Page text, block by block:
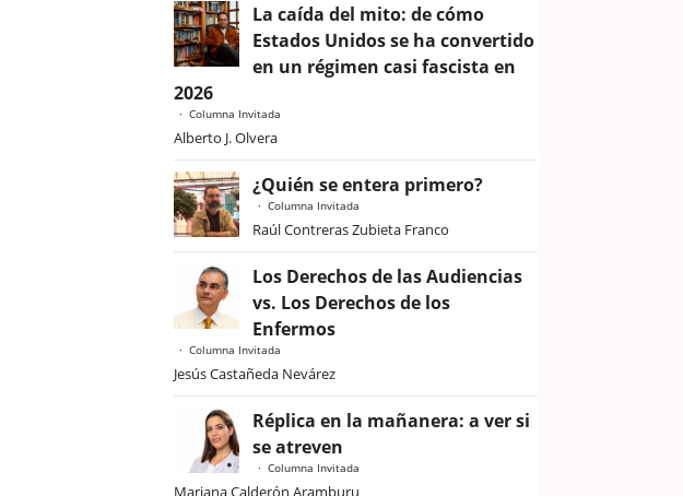
La caída del mito: de cómo
Estados Unidos se ha convertido
en un régimen casi fascista en
2026
Columna Invitada
Alberto J. Olvera
¿Quién se entera primero?
Columna Invitada
Raúl Contreras Zubieta Franco
Los Derechos de las Audiencias
vs. Los Derechos de los
Enfermos
Columna Invitada
Jesús Castañeda Nevárez
Réplica en la mañanera: a ver si
se atreven
Columna Invitada
Mariana Calderón Aramburu